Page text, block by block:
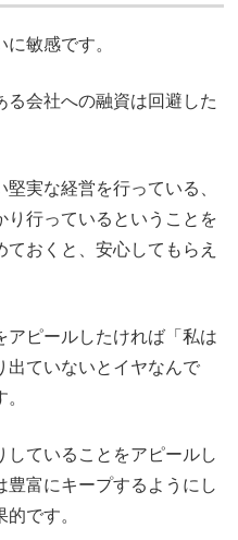
敏感です。
会社への融資は回避した
実な経営を行っている、
り行っているということを
おくと、安心してもらえ
アピールしたければ「私は
出ていないとイヤなんで
していることをアピールし
豊富にキープするようにし
です。